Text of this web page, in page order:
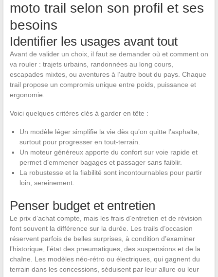
moto trail selon son profil et ses
besoins
Identifier les usages avant tout
Avant de valider un choix, il faut se demander où et comment on
va rouler : trajets urbains, randonnées au long cours,
escapades mixtes, ou aventures à l’autre bout du pays. Chaque
trail propose un compromis unique entre poids, puissance et
ergonomie.
Voici quelques critères clés à garder en tête :
Un modèle léger simplifie la vie dès qu’on quitte l’asphalte,
surtout pour progresser en tout-terrain.
Un moteur généreux apporte du confort sur voie rapide et
permet d’emmener bagages et passager sans faiblir.
La robustesse et la fiabilité sont incontournables pour partir
loin, sereinement.
Penser budget et entretien
Le prix d’achat compte, mais les frais d’entretien et de révision
font souvent la différence sur la durée. Les trails d’occasion
réservent parfois de belles surprises, à condition d’examiner
l’historique, l’état des pneumatiques, des suspensions et de la
chaîne. Les modèles néo-rétro ou électriques, qui gagnent du
terrain dans les concessions, séduisent par leur allure ou leur